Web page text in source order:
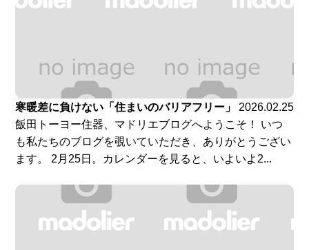
寒暖差に負けない「住まいのバリアフリー」
2026.02.25
飯田トーヨー住器、マドリエブログへようこそ！ いつ
も私たちのブログを覗いていただき、ありがとうござい
ます。 2月25日。カレンダーを見ると、いよいよ2...